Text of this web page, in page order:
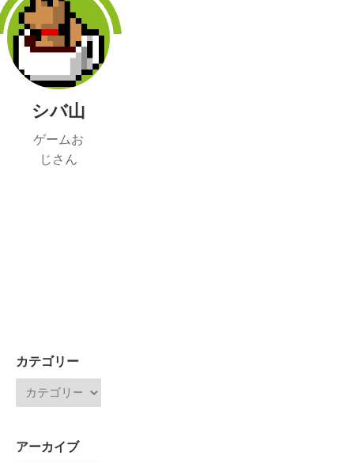
シバ山
ゲームお
じさん
カテゴリー
アーカイブ